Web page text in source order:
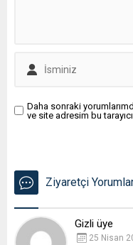
Daha sonraki
ve site adresim bu
Ziyaretçi
Gizli üye
25 Nisan